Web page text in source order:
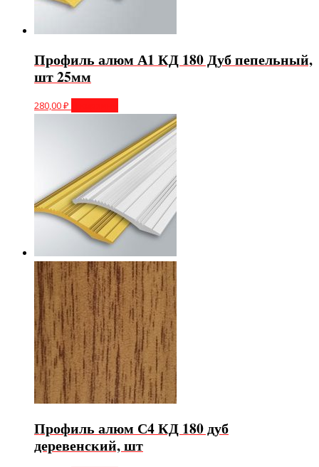
Профиль алюм А1 КД 180 Дуб пепельный,
шт 25мм
280,00₽
Профиль алюм С4 КД 180 дуб
деревенский, шт